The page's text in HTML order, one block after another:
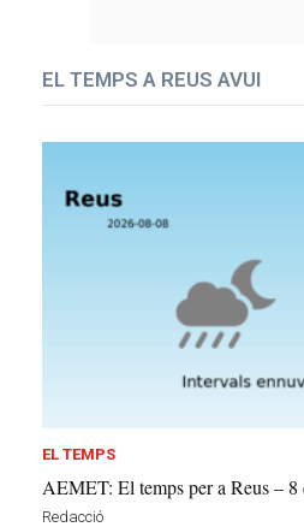
EL TEMPS A REUS AVUI
EL TEMPS
AEMET: El temps per a Reus – 8
Redacció